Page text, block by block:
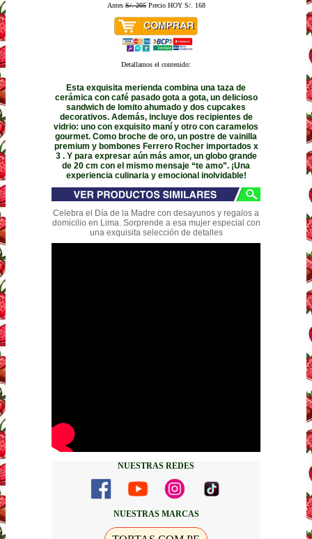
AntesS/. 205Precio HOY S/. 168
Detallamos el contenido:
Esta exquisita merienda combina una taza de
cerámica con café pasado gota a gota, un delicioso
sandwich de lomito ahumado y dos cupcakes
decorativos. Además, incluye dos recipientes de
vidrio: uno con exquisito maní y otro con caramelos
gourmet. Como broche de oro, un postre de vainilla
premium y bombones Ferrero Rocher importados x
3 . Y para expresar aún más amor, un globo grande
de 20 cm con el mismo mensaje “te amo”. ¡Una
experiencia culinaria y emocional inolvidable!
Celebra el Día de la Madre con desayunos y regalos a
domicilio en Lima. Sorprende a esa mujer especial con
una exquisita selección de detalles
NUESTRAS REDES
NUESTRAS MARCAS